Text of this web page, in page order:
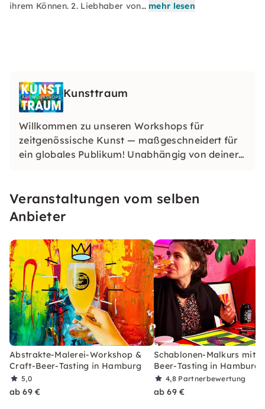
ihrem Können. 2. Liebhaber von… mehr lesen
Kunsttraum
Willkommen zu unseren Workshops für
zeitgenössische Kunst — maßgeschneidert für
ein globales Publikum! Unabhängig von deiner
anzuregen und die vielfältige Kunstwelt im
pulsierenden Herzen Hamburgs zu feiern.
Begleite uns auf eine transformative
künstlerische Reise!
Veranstaltungen vom selben
Anbieter
Abstrakte-Malerei-Workshop &
Craft-Beer-Tasting in Hamburg
5,0
ab 69 €
Schablonen-Malkurs mit
Beer-Tasting in Hamburg
4,8 Partnerbewertung
ab 69 €